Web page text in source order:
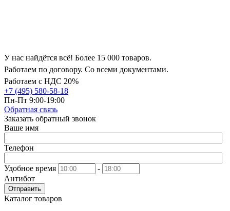
У нас найдётся всё! Более 15 000 товаров.
Работаем по договору. Со всеми документами.
Работаем с НДС 20%
+7 (495) 580-58-18
Пн-Пт 9:00-19:00
Обратная связь
Заказать обратный звонок
Ваше имя
Телефон
Удобное время
-
Антибот
Отправить
Каталог товаров